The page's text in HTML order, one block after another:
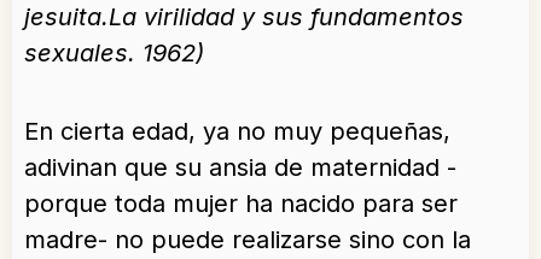
jesuita.La virilidad y sus fundamentos
sexuales. 1962)
En cierta edad, ya no muy pequeñas,
adivinan que su ansia de maternidad -
porque toda mujer ha nacido para ser
madre- no puede realizarse sino con la